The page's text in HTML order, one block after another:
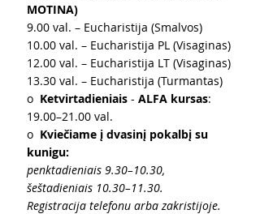
MOTINA)
9.00 val. – Eucharistija (Smalvos)
10.00 val. – Eucharistija PL (Visaginas)
12.00 val. – Eucharistija LT (Visaginas)
13.30 val. – Eucharistija (Turmantas)
o Ketvirtadieniais - ALFA kursas:
19.00–21.00 val.
o Kviečiame į dvasinį pokalbį su
kunigu:
penktadieniais 9.30–10.30,
šeštadieniais 10.30–11.30.
Registracija telefonu arba zakristijoje.